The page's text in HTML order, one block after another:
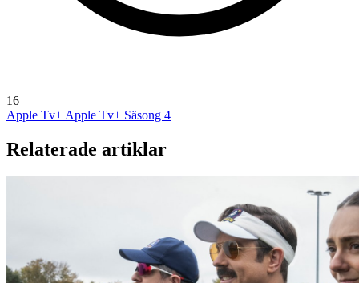
16
Apple Tv+ Apple Tv+ Säsong 4
Relaterade artiklar